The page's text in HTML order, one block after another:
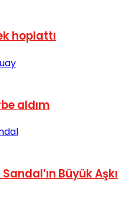
hoplattı
aldım
Büyük Aşkı